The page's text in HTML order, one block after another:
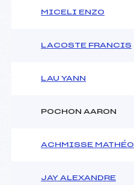
MICELI ENZO
LACOSTE FRANCIS
LAU YANN
POCHON AARON
ACHMISSE MATHÉO
JAY ALEXANDRE